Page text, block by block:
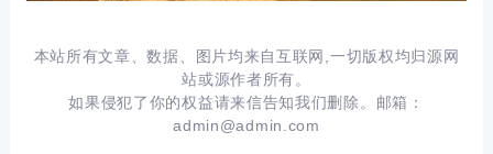
本站所有文章、数据、图片均来自互联网,一切版权均归源网
站或源作者所有。
如果侵犯了你的权益请来信告知我们删除。邮箱：
admin@admin.com